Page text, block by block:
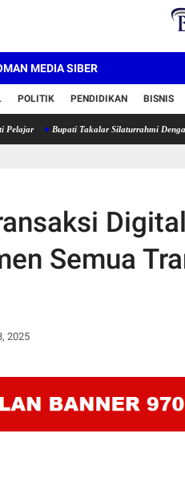
MEDIA SIBER
POLITIK PENDIDIKAN BISNIS
Bupati Takalar Silaturrahmi Dengan Para
Semua
2025